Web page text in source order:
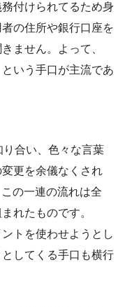
付けられてるため身
の住所や銀行口座を
ません。よって、
いう手口が主流であ
合い、色々な言葉
更を余儀なくされ
の一連の流れは全
れたものです。
トを使わせようとし
してくる手口も横行